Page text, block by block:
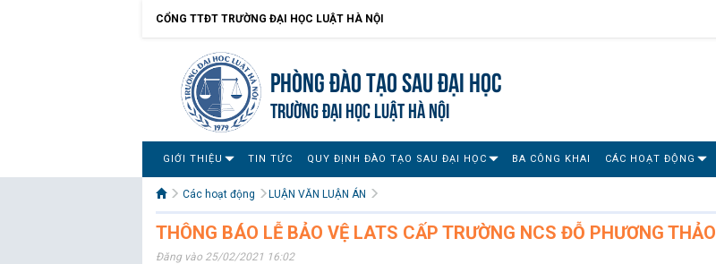
CỔNG TTĐT TRƯỜNG ĐẠI HỌC LUẬT HÀ NỘI
Phòng Đào tạo Sau đại học
TRƯỜNG ĐẠI HỌC LUẬT HÀ NỘI
GIỚI THIỆU TIN TỨC QUY ĐỊNH ĐÀO TẠO SAU ĐẠI HỌC BA CÔNG KHAI CÁC HOẠT ĐỘNG
Các hoạt động LUẬN VĂN LUẬN ÁN
THÔNG BÁO LỄ BẢO VỆ LATS CẤP TRƯỜNG NCS ĐỖ PHƯƠNG THẢO
Đăng vào 25/02/2021 16:02